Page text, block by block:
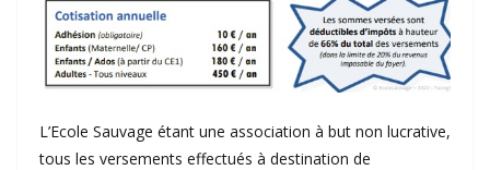
L’Ecole Sauvage étant une association à but non lucrative,
tous les versements effectués à destination de